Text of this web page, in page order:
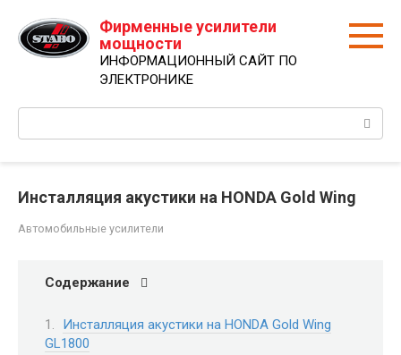
контенту
Фирменные усилители
мощности
ИНФОРМАЦИОННЫЙ САЙТ ПО
ЭЛЕКТРОНИКЕ
Поиск:
Инсталляция акустики на HONDA Gold Wing
Автомобильные усилители
Содержание
Инсталляция акустики на HONDA Gold Wing
GL1800